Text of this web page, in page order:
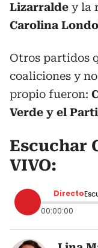
Lizarralde y la
Carolina
Otros partidos
coaliciones y
propio fueron:
Verde y el
Escuchar
VIVO:
Directo
00:00:00